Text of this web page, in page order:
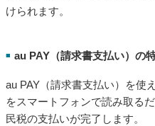
税金の支払いも抽選対象なの
ゴールドカードがおすすめ
数あるキャッシュレス決済の